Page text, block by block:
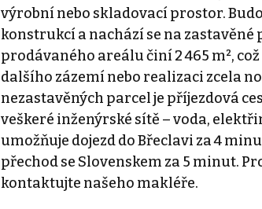
výrobní nebo skladovací prostor.
konstrukcí a nachází se na zastavěné
prodávaného areálu činí 2 465 m²,
dalšího zázemí nebo realizaci zcela
nezastavěných parcel je příjezdová
veškeré inženýrské sítě – voda,
umožňuje dojezd do Břeclavi za 4
přechod se Slovenskem za 5 minut.
kontaktujte našeho makléře.